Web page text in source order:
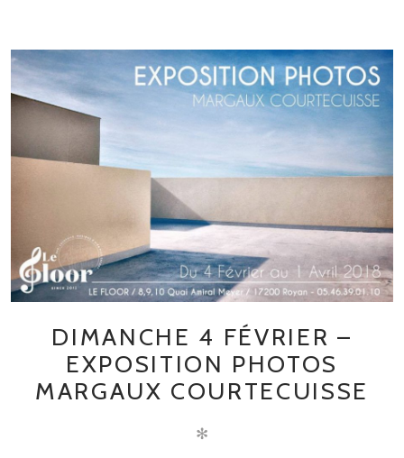
DIMANCHE 4 FÉVRIER –
EXPOSITION PHOTOS
MARGAUX COURTECUISSE
✻